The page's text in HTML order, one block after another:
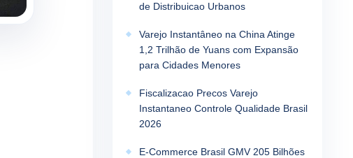
de Distribuicao Urbanos
Varejo Instantâneo na China Atinge
1,2 Trilhão de Yuans com Expansão
para Cidades Menores
Fiscalizacao Precos Varejo
Instantaneo Controle Qualidade Brasil
2026
E-Commerce Brasil GMV 205 Bilhões